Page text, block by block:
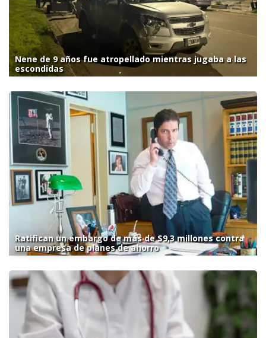
Nene de 9 años fue atropellado mientras jugaba a las
escondidas
Ratifican un embargo de más de $9,3 millones contra
una empresa de planes de ahorro